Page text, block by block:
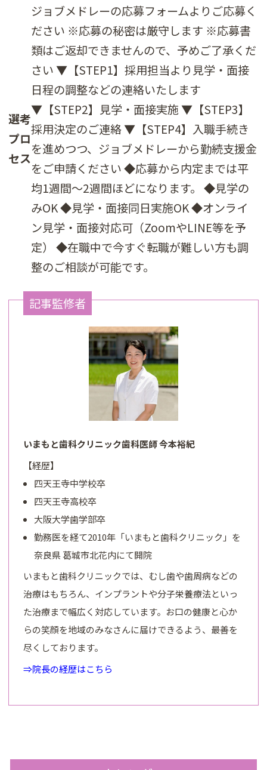
選考
プロ
セス
ジョブメドレーの応募フォームよりご応募く
ださい ※応募の秘密は厳守します ※応募書
類はご返却できませんので、予めご了承くだ
さい ▼【STEP1】採用担当より見学・面接
日程の調整などの連絡いたします
▼【STEP2】見学・面接実施 ▼【STEP3】
採用決定のご連絡 ▼【STEP4】入職手続き
を進めつつ、ジョブメドレーから勤続支援金
をご申請ください ◆応募から内定までは平
均1週間～2週間ほどになります。 ◆見学の
みOK ◆見学・面接同日実施OK ◆オンライ
ン見学・面接対応可（ZoomやLINE等を予
定） ◆在職中で今すぐ転職が難しい方も調
整のご相談が可能です。
記事監修者
いまもと歯科クリニック歯科医師 今本裕紀
【経歴】
四天王寺中学校卒
四天王寺高校卒
大阪大学歯学部卒
勤務医を経て2010年「いまもと歯科クリニック」を
奈良県 葛城市北花内にて開院
いまもと歯科クリニックでは、むし歯や歯周病などの
治療はもちろん、インプラントや分子栄養療法といっ
た治療まで幅広く対応しています。お口の健康と心か
らの笑顔を地域のみなさんに届けできるよう、最善を
尽くしております。
⇒院長の経歴はこちら